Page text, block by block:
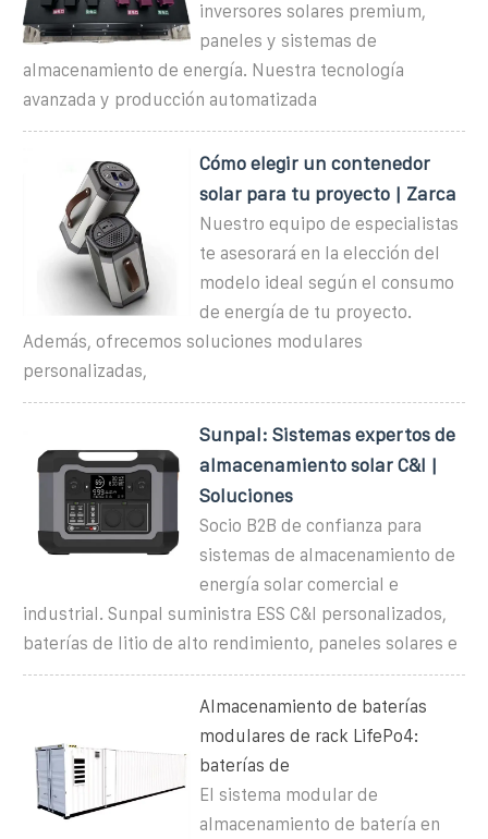
inversores solares premium,
paneles y sistemas de
almacenamiento de energía. Nuestra tecnología
avanzada y producción automatizada
Cómo elegir un contenedor
solar para tu proyecto | Zarca
Nuestro equipo de especialistas
te asesorará en la elección del
modelo ideal según el consumo
de energía de tu proyecto.
Además, ofrecemos soluciones modulares
personalizadas,
Sunpal: Sistemas expertos de
almacenamiento solar C&I |
Soluciones
Socio B2B de confianza para
sistemas de almacenamiento de
energía solar comercial e
industrial. Sunpal suministra ESS C&I personalizados,
baterías de litio de alto rendimiento, paneles solares e
Almacenamiento de baterías
modulares de rack LifePo4:
baterías de
El sistema modular de
almacenamiento de batería en